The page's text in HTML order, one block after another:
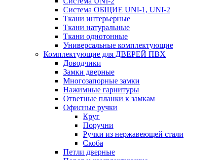
Система ОБЩИЕ UNI-1, UNI-2
Ткани интерьерные
Ткани натуральные
Ткани однотонные
Универсальные комплектующие
Комплектующие для ДВЕРЕЙ ПВХ
Доводчики
Замки дверные
Многозапорные замки
Нажимные гарнитуры
Ответные планки к замкам
Офисные ручки
Круг
Поручни
Ручки из нержавеющей стали
Скоба
Петли дверные